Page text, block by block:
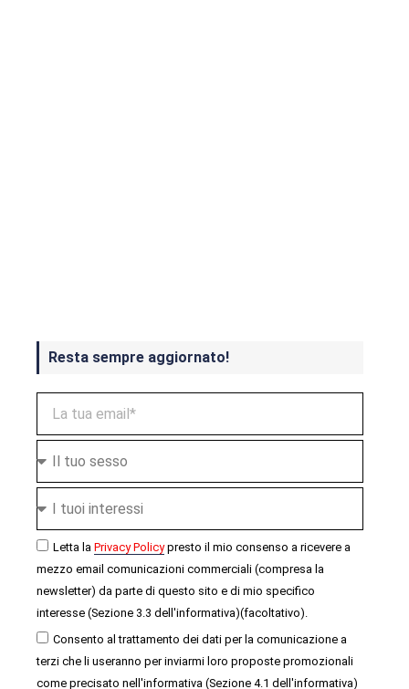
Resta sempre aggiornato!
Letta la Privacy Policypresto il mio consenso a ricevere a
mezzo email comunicazioni commerciali (compresa la
newsletter) da parte di questo sito e di mio specifico
interesse (Sezione 3.3 dell'informativa)(facoltativo).
Consento al trattamento dei dati per la comunicazione a
terzi che li useranno per inviarmi loro proposte promozionali
come precisato nell'informativa (Sezione 4.1 dell'informativa)